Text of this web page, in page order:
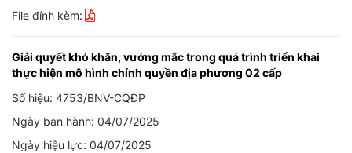
File đính kèm:
Giải quyết khó khăn, vướng mắc trong quá trình triển khai
thực hiện mô hình chính quyền địa phương 02 cấp
Số hiệu: 4753/BNV-CQĐP
Ngày ban hành: 04/07/2025
Ngày hiệu lực: 04/07/2025